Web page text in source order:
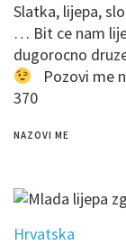
Slatka, lijepa,
… Bit ce nam
dugorocno
Pozovi me
370
NAZOVI ME
Hrvatska